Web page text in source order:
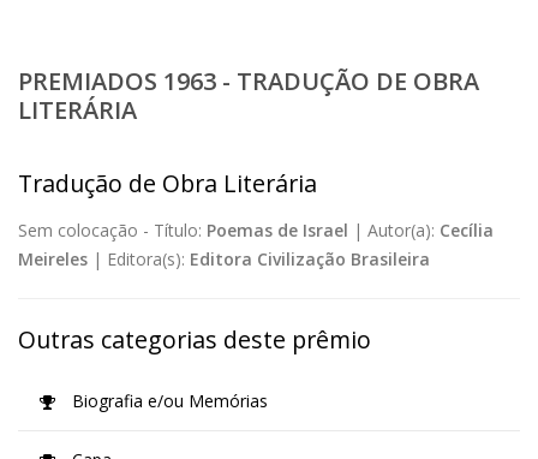
PREMIADOS 1963 - TRADUÇÃO DE OBRA
LITERÁRIA
Tradução de Obra Literária
Sem colocação - Título: Poemas de Israel | Autor(a): Cecília
Meireles | Editora(s): Editora Civilização Brasileira
Outras categorias deste prêmio
Biografia e/ou Memórias